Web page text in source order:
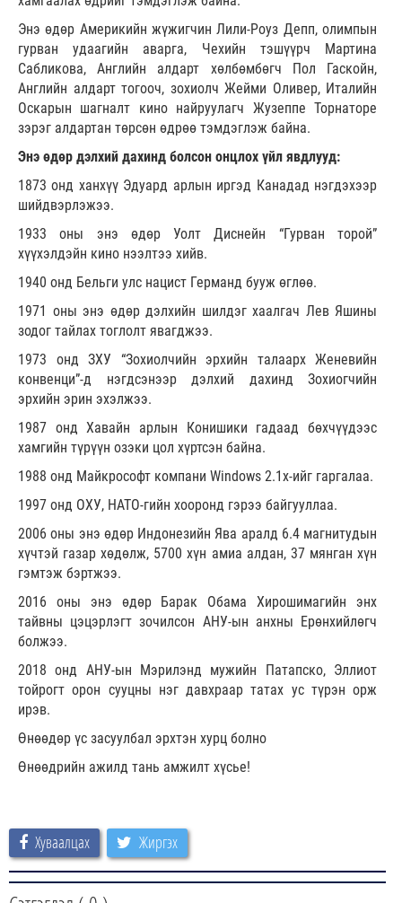
Энэ өдөр Америкийн жүжигчин Лили-Роуз Депп, олимпын
гурван удаагийн аварга, Чехийн тэшүүрч Мартина
Сабликова, Английн алдарт хөлбөмбөгч Пол Гаскойн,
Английн алдарт тогооч, зохиолч Жейми Оливер, Италийн
Оскарын шагналт кино найруулагч Жузеппе Торнаторе
зэрэг алдартан төрсөн өдрөө тэмдэглэж байна.
Энэ өдөр дэлхий дахинд болсон онцлох үйл явдлууд:
1873 онд ханхүү Эдуард арлын иргэд Канадад нэгдэхээр
шийдвэрлэжээ.
1933 оны энэ өдөр Уолт Диснейн “Гурван торой”
хүүхэлдэйн кино нээлтээ хийв.
1940 онд Бельги улс нацист Германд бууж өглөө.
1971 оны энэ өдөр дэлхийн шилдэг хаалгач Лев Яшины
зодог тайлах тоглолт явагджээ.
1973 онд ЗХУ “Зохиолчийн эрхийн талаарх Женевийн
конвенци”-д нэгдсэнээр дэлхий дахинд Зохиогчийн
эрхийн эрин эхэлжээ.
1987 онд Хавайн арлын Конишики гадаад бөхчүүдээс
хамгийн түрүүн озэки цол хүртсэн байна.
1988 онд Майкрософт компани Windows 2.1x-ийг гаргалаа.
1997 онд ОХУ, НАТО-гийн хооронд гэрээ байгууллаа.
2006 оны энэ өдөр Индонезийн Ява аралд 6.4 магнитудын
хүчтэй газар хөдөлж, 5700 хүн амиа алдан, 37 мянган хүн
гэмтэж бэртжээ.
2016 оны энэ өдөр Барак Обама Хирошимагийн энх
тайвны цэцэрлэгт зочилсон АНУ-ын анхны Ерөнхийлөгч
болжээ.
2018 онд АНУ-ын Мэрилэнд мужийн Патапско, Эллиот
тойрогт орон сууцны нэг давхраар татах ус түрэн орж
ирэв.
Өнөөдөр үс засуулбал эрхтэн хурц болно
Өнөөдрийн ажилд тань амжилт хүсье!
Хуваалцах Жиргэх